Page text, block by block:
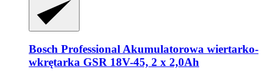
Bosch Professional Akumulatorowa wiertarko-​
wkrętarka GSR 18V-​45, 2 x 2,0Ah